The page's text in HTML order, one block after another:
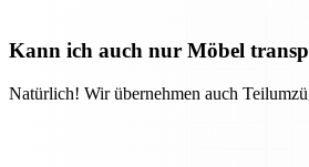
Kann ich auch nur Möbel
Natürlich! Wir übernehmen auch